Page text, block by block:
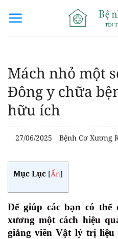
qua
Mách nhỏ một
Đông y chữa
hữu ích
27/06/2025 Bệnh Cơ Xương
Mục Lục [Ẩn]
Để giúp các bạn có thể
xương một cách hiệu
giảng viên Vật lý trị